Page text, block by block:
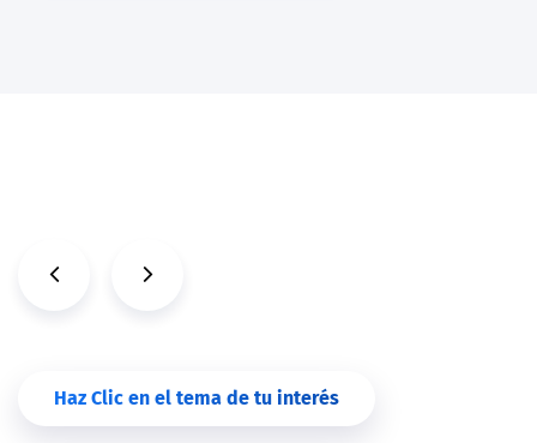
Haz Clic en el tema de tu interés